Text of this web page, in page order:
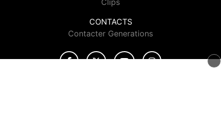
Clips
CONTACTS
Contacter Generations